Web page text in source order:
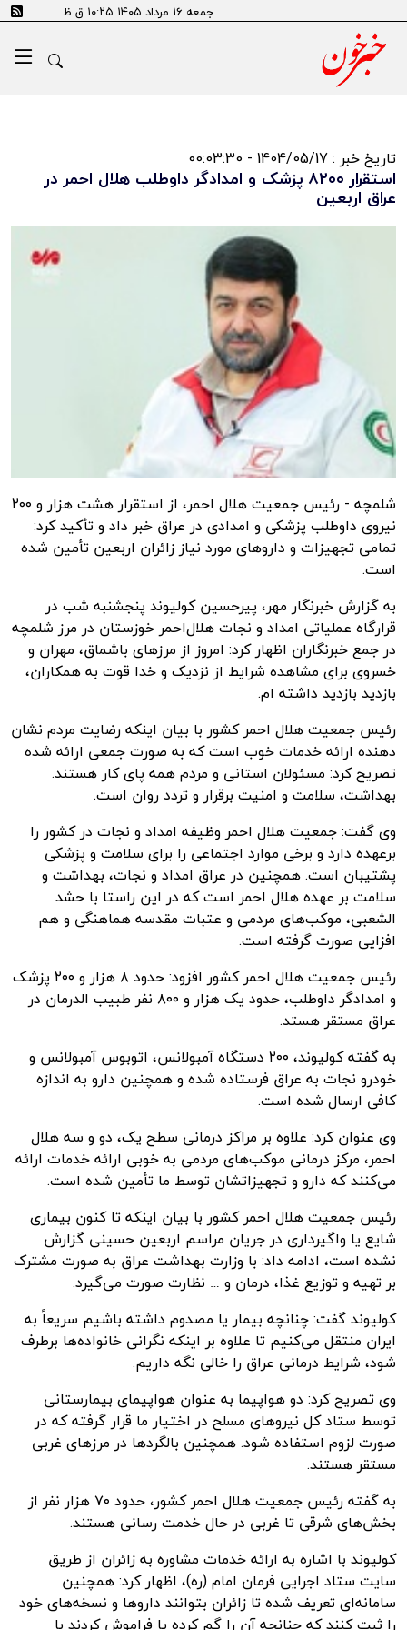
جمعه ۱۶ مرداد ۱۴۰۵ ۱۰:۲۵ ق ظ
تاریخ خبر : 1404/05/17 - 00:03:30
استقرار ۸۲۰۰ پزشک و امدادگر داوطلب هلال احمر در
عراق اربعین
شلمچه - رئیس جمعیت هلال احمر، از استقرار هشت هزار و ۲۰۰
نیروی داوطلب پزشکی و امدادی در عراق خبر داد و تأکید کرد:
تمامی تجهیزات و داروهای مورد نیاز زائران اربعین تأمین شده
است.
به گزارش خبرنگار مهر، پیرحسین کولیوند پنجشنبه شب در
قرارگاه عملیاتی امداد و نجات هلال‌احمر خوزستان در مرز شلمچه
در جمع خبرنگاران اظهار کرد: امروز از مرزهای باشماق، مهران و
خسروی برای مشاهده شرایط از نزدیک و خدا قوت به همکاران،
بازدید بازدید داشته ام.
رئیس جمعیت هلال احمر کشور با بیان اینکه رضایت مردم نشان
دهنده ارائه خدمات خوب است که به صورت جمعی ارائه شده
تصریح کرد: مسئولان استانی و مردم همه پای کار هستند.
بهداشت، سلامت و امنیت برقرار و تردد روان است.
وی گفت: جمعیت هلال احمر وظیفه امداد و نجات در کشور را
برعهده دارد و برخی موارد اجتماعی را برای سلامت و پزشکی
پشتیبان است. همچنین در عراق امداد و نجات، بهداشت و
سلامت بر عهده هلال احمر است که در این راستا با حشد
الشعبی، موکب‌های مردمی و عتبات مقدسه هماهنگی و هم
افزایی صورت گرفته است.
رئیس جمعیت هلال احمر کشور افزود: حدود ۸ هزار و ۲۰۰ پزشک
و امدادگر داوطلب، حدود یک هزار و ۸۰۰ نفر طبیب
الدرمان در
عراق مستقرهستد.
به گفته کولیوند، ۲۰۰ دستگاه آمبولانس، اتوبوس آمبولانس و
خودرو نجات به عراق فرستاده شده و همچنین دارو به اندازه
کافی ارسال شده است.
وی عنوان کرد: علاوه بر مراکز درمانی سطح یک، دو و سه هلال
احمر، مرکز درمانی موکب‌های مردمی به خوبی ارائه خدمات ارائه
می‌کنند که دارو و تجهیزاتشان توسط ما تأمین شده است.
رئیس جمعیت هلال احمر کشور با بیان اینکه تا کنون بیماری
شایع یا واگیرداری در جریان مراسم اربعین حسینی گزارش
نشده است، ادامه داد: با وزارت بهداشت عراق به صورت مشترک
بر تهیه و توزیع غذا، درمان و … نظارت صورت می‌گیرد.
کولیوند گفت: چنانچه بیمار یا مصدوم داشته باشیم سریعاً به
ایران منتقل می‌کنیم تا علاوه بر اینکه نگرانی خانواده‌ها برطرف
شود، شرایط درمانی عراق را خالی نگه داریم.
وی تصریح کرد: دو هواپیما به عنوان هواپیمای بیمارستانی
توسط ستاد کل نیروهای مسلح در اختیار ما قرار گرفته که در
صورت لزوم استفاده شود. همچنین بالگردها در مرزهای غربی
مستقر هستند.
به گفته رئیس جمعیت هلال احمر کشور، حدود ۷۰ هزار نفر از
بخش‌های شرقی تا غربی در حال خدمت رسانی هستند.
کولیوند با اشاره به ارائه خدمات مشاوره به زائران از طریق
سایت ستاد اجرایی فرمان امام (ره)، اظهار کرد: همچنین
سامانه‌ای تعریف شده تا زائران بتوانند داروها و نسخه‌های خود
را ثبت کنند که چنانچه آن را گم کرده یا فراموش کردند با